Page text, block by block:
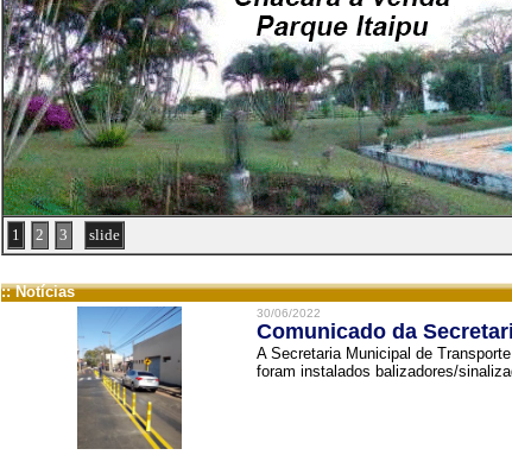
1 2 3 slide
:: Notícias
30/06/2022
Comunicado da
A Secretaria Municipal de
foram instalados balizadores/